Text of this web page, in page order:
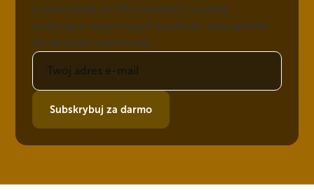
przewodniki po Kilimandżaro i porady
dotyczące sezonowych podróży. zewnętrzne
do skrzynki odbiorczej.
Subskrybuj za darmo